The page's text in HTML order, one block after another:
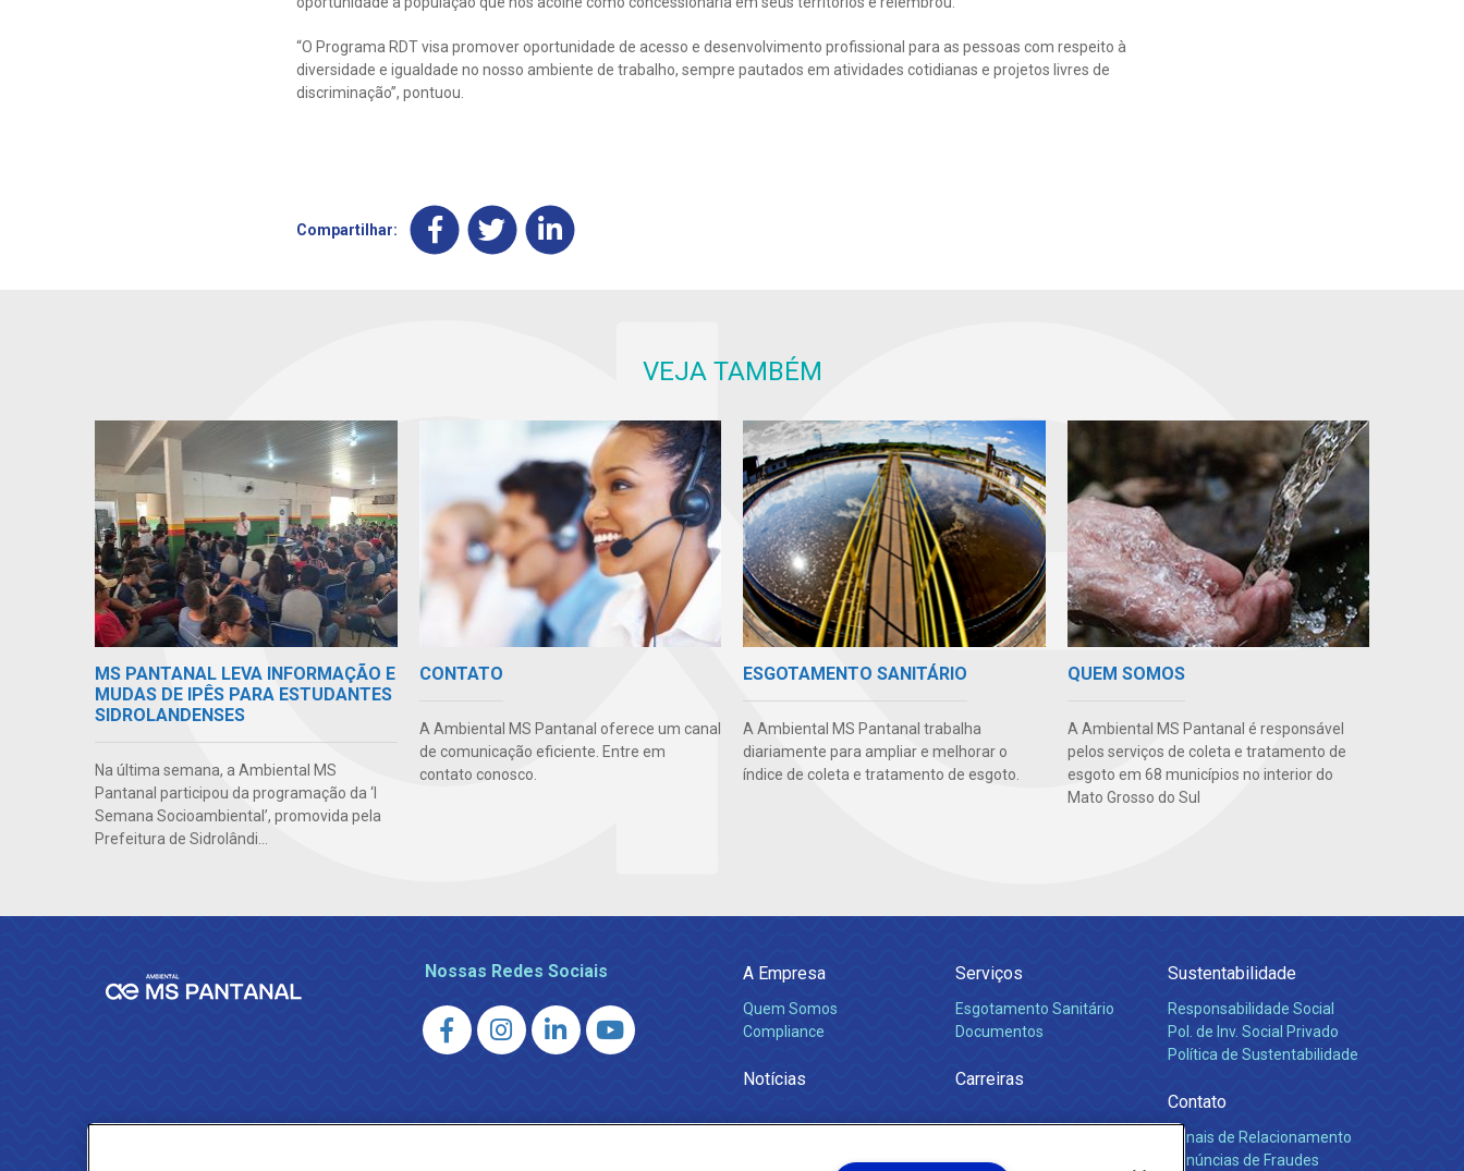
“O Programa RDT visa promover oportunidade de acesso e desenvolvimento profissional para as pessoas com respeito à
diversidade e igualdade no nosso ambiente de trabalho, sempre pautados em atividades cotidianas e projetos livres de
discriminação”, pontuou.
Compartilhar:
VEJA TAMBÉM
MS PANTANAL LEVA INFORMAÇÃO E
MUDAS DE IPÊS PARA ESTUDANTES
SIDROLANDENSES
Na última semana, a Ambiental MS
Pantanal participou da programação da ‘I
Semana Socioambiental’, promovida pela
Prefeitura de Sidrolândi...
CONTATO
A Ambiental MS Pantanal oferece um canal
de comunicação eficiente. Entre em
contato conosco.
ESGOTAMENTO SANITÁRIO
A Ambiental MS Pantanal trabalha
diariamente para ampliar e melhorar o
índice de coleta e tratamento de esgoto.
QUEM SOMOS
A Ambiental MS Pantanal é responsável
pelos serviços de coleta e tratamento de
esgoto em 68 municípios no interior do
Mato Grosso do Sul
Nossas Redes Sociais A Empresa
Quem Somos
Compliance
Notícias
Serviços
Esgotamento Sanitário
Documentos
Carreiras
Sustentabilidade
Responsabilidade Social
Pol. de Inv. Social Privado
Política de Sustentabilidade
Contato
Canais de Relacionamento
Denúncias de Fraudes